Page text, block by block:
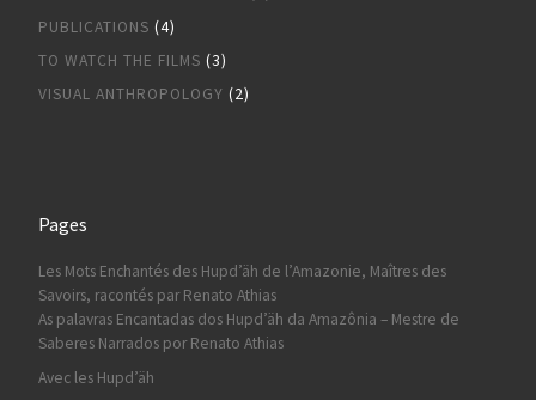
PUBLICATIONS (4)
TO WATCH THE FILMS (3)
VISUAL ANTHROPOLOGY (2)
Pages
Les Mots Enchantés des Hupd’äh de l’Amazonie, Maîtres des
Savoirs, racontés par Renato Athias
As palavras Encantadas dos Hupd’äh da Amazônia – Mestre de
Saberes Narrados por Renato Athias
Avec les Hupd’äh